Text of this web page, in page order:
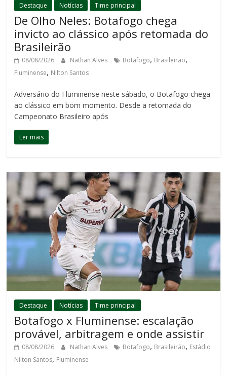
Destaque Notícias Time principal
De Olho Neles: Botafogo chega
invicto ao clássico após retomada do
Brasileirão
08/08/2026 Nathan Alves Botafogo, Brasileirão,
Fluminense, Nilton Santos
Adversário do Fluminense neste sábado, o Botafogo chega
ao clássico em bom momento. Desde a retomada do
Campeonato Brasileiro após
Ler mais
Destaque Notícias Time principal
Botafogo x Fluminense: escalação
provável, arbitragem e onde assistir
08/08/2026 Nathan Alves Botafogo, Brasileirão, Estádio
Nilton Santos, Fluminense